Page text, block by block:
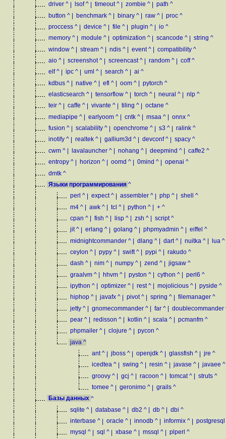
driver ^ | lsof ^ | timeout ^ | zombie ^ | path ^
button ^ | benchmark ^ | binary ^ | raw ^ | proc ^
proccess ^ | device ^ | file ^ | plugin ^ | io ^
memory ^ | module ^ | optimization ^ | scancode ^ | string ^
window ^ | stream ^ | ndis ^ | event ^ | compatibility ^
aio ^ | screenshot ^ | screencast ^ | random ^ | coff ^
elf ^ | ipc ^ | uml ^ | search ^ | ai ^
kdbus ^ | native ^ | efl ^ | oom ^ | pytorch ^
elasticsearch ^ | tensorflow ^ | torch ^ | neural ^ | nlp ^
teir ^ | caffe ^ | vivante ^ | tiling ^ | octane ^
mediapipe ^ | earlyoom ^ | cntk ^ | msaa ^ | onnx ^
fusion ^ | scalability ^ | openchrome ^ | s3 ^ | ralink ^
inotify ^ | realtek ^ | gallium3d ^ | devconf ^ | spacy ^
cwm ^ | lavalauncher ^ | nohang ^ | deepmind ^ | caffe2 ^
entropy ^ | horizon ^ | oomd ^ | 0mind ^ | openai ^
dmtk ^
Языки программирования ^
perl ^ | expect ^ | assembler ^ | php ^ | shell
^
m4 ^ | awk ^ | tcl ^ | python ^ | + ^
cpan ^ | fish ^ | lisp ^ | zsh ^ | script ^
jit ^ | erlang ^ | golang ^ | phpmyadmin ^ | eiffel ^
midnightcommander ^ | dlang ^ | dart ^ | nuitka ^ | lua ^
ceylon ^ pypy ^ swift ^ pypi ^ rakudo ^
dash ^ | nim ^ | numpy ^ | zend ^ | jigsaw ^
graalvm ^ | hhvm ^ | pyston ^ | cython ^ | perl6 ^
ipython ^ optimizer ^ rest ^ mojolicious ^ pyside ^
hiphop ^ | javafx ^ | pivot ^ | spring ^ | filemanager ^
jetty ^ | gnomecommander ^ | far ^ | doublecommander
pear ^ redisson ^ kotlin ^ scala ^ pcmanfm ^
phpmailer ^ | clojure ^ | pycon ^
java ^
ant ^ | jboss ^ | openjdk ^ | glassfish ^ | jre ^
icedtea ^ | swing ^ | resin ^ | javase ^ | javaee ^
groovy ^ | gcj ^ | racoon ^ | tomcat ^ | struts ^
tomee ^ | geronimo ^ | grails ^
Базы данных ^
sqlite ^ | database ^ | db2 ^ | db ^ | dbi ^
interbase ^ | oracle ^ | innodb ^ | informix ^ | postgresql
mysql ^ | sql ^ | xbase ^ | mssql ^ | plperl ^